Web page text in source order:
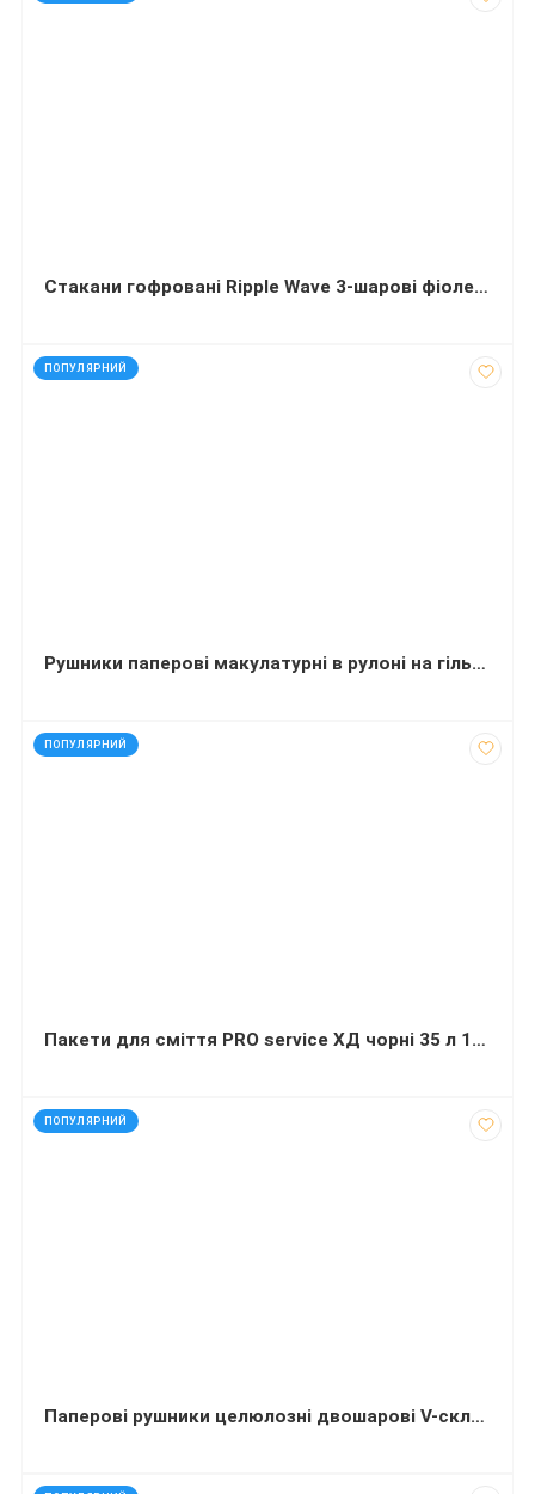
Стакани гофровані Ripple Wave 3-шарові фіолетові Very peri 350 мілілітрів 30 штук
ПОПУЛЯРНИЙ
код: 13458
Рушники паперові макулатурні в рулоні на гільзі Новий Київ-Експрес
ПОПУЛЯРНИЙ
код: 14030
Пакети для сміття PRO service ХД чорні 35 л 100 штук 50х55 сантиметрів
ПОПУЛЯРНИЙ
код: 91728
Паперові рушники целюлозні двошарові V-складання Premium Р123 160 аркушів
код: 20686